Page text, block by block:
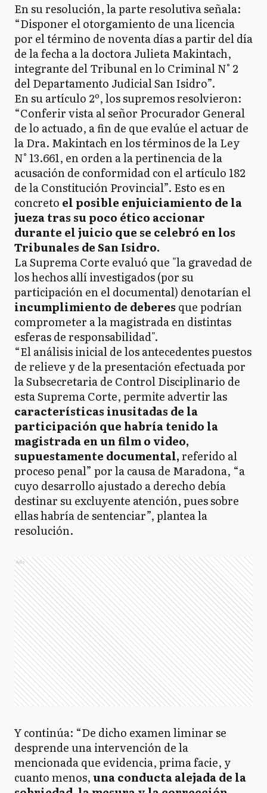
En su resolución, la parte resolutiva señala:
“Disponer el otorgamiento de una licencia
por el término de noventa días a partir del día
de la fecha a la doctora Julieta Makintach,
integrante del Tribunal en lo Criminal N° 2
del Departamento Judicial San Isidro”.
En su artículo 2º, los supremos resolvieron:
“Conferir vista al señor Procurador General
de lo actuado, a fin de que evalúe el actuar de
la Dra. Makintach en los términos de la Ley
N° 13.661, en orden a la pertinencia de la
acusación de conformidad con el artículo 182
de la Constitución Provincial”. Esto es en
concreto el posible enjuiciamiento de la
jueza tras su poco ético accionar
durante el juicio que se celebró en los
Tribunales de San Isidro.
La Suprema Corte evaluó que "la gravedad de
los hechos allí investigados (por su
participación en el documental) denotarían el
incumplimiento de deberes que podrían
comprometer a la magistrada en distintas
esferas de responsabilidad".
“El análisis inicial de los antecedentes puestos
de relieve y de la presentación efectuada por
la Subsecretaria de Control Disciplinario de
esta Suprema Corte, permite advertir las
características inusitadas de la
participación que habría tenido la
magistrada en un film o video,
supuestamente documental,referido al
proceso penal” por la causa de Maradona, “a
cuyo desarrollo ajustado a derecho debía
destinar su excluyente atención, pues sobre
ellas habría de sentenciar”, plantea la
resolución.
Ads
Y continúa: “De dicho examen liminar se
desprende una intervención de la
mencionada que evidencia, prima facie, y
cuanto menos,una conducta alejada de la